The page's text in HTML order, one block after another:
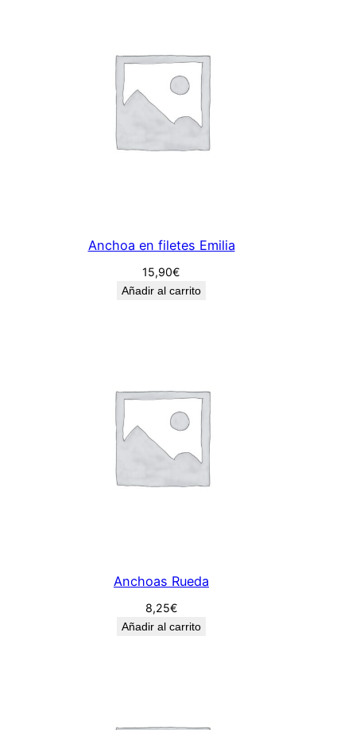
Anchoa en filetes Emilia
15,90€
Añadir al carrito
Anchoas Rueda
8,25€
Añadir al carrito